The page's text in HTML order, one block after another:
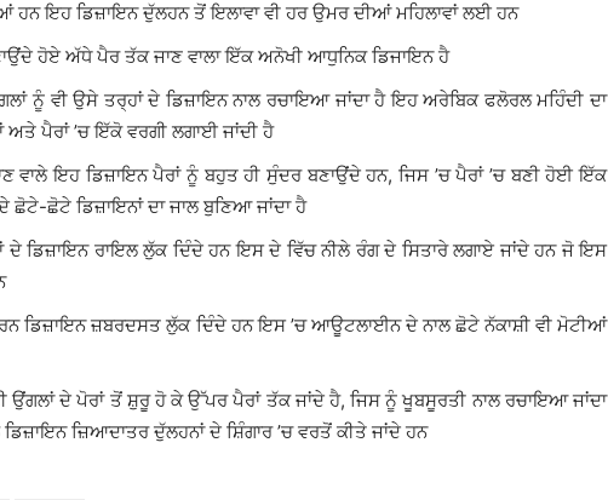
ਇਹ ਡਿਜ਼ਾਇਨ ਦੁੱਲਹਨ ਤੋਂ ਇਲਾਵਾ ਵੀ ਹਰ ਉਮਰ ਦੀਆਂ ਮਹਿਲਾਵਾਂ ਲਈ ਹਨ
ਹੋਏ ਅੱਧੇ ਪੈਰ ਤੱਕ ਜਾਣ ਵਾਲਾ ਇੱਕ ਅਨੋਖੀ ਆਧੁਨਿਕ ਡਿਜਾਇਨ ਹੈ
ਨੂੰ ਵੀ ਉਸੇ ਤਰ੍ਹਾਂ ਦੇ ਡਿਜ਼ਾਇਨ ਨਾਲ ਰਚਾਇਆ ਜਾਂਦਾ ਹੈ ਇਹ ਅਰੇਬਿਕ ਫਲੋਰਲ ਮਹਿੰਦੀ ਦਾ
ਪੈਰਾਂ ’ਚ ਇੱਕੋ ਵਰਗੀ ਲਗਾਈ ਜਾਂਦੀ ਹੈ
ਇਹ ਡਿਜ਼ਾਇਨ ਪੈਰਾਂ ਨੂੰ ਬਹੁਤ ਹੀ ਸੁੰਦਰ ਬਣਾਉਂਦੇ ਹਨ, ਜਿਸ ’ਚ ਪੈਰਾਂ ’ਚ ਬਣੀ ਹੋਈ ਇੱਕ
ਛੋਟੇ-ਛੋਟੇ ਡਿਜ਼ਾਇਨਾਂ ਦਾ ਜਾਲ ਬੁਣਿਆ ਜਾਂਦਾ ਹੈ
ਦੇ ਡਿਜ਼ਾਇਨ ਰਾਇਲ ਲੁੱਕ ਦਿੰਦੇ ਹਨ ਇਸ ਦੇ ਵਿੱਚ ਨੀਲੇ ਰੰਗ ਦੇ ਸਿਤਾਰੇ ਲਗਾਏ ਜਾਂਦੇ ਹਨ ਜੋ ਇਸ
ਡਿਜ਼ਾਇਨ ਜ਼ਬਰਦਸਤ ਲੁੱਕ ਦਿੰਦੇ ਹਨ ਇਸ ’ਚ ਆਊਟਲਾਈਨ ਦੇ ਨਾਲ ਛੋਟੇ ਨੱਕਾਸ਼ੀ ਵੀ ਮੋਟੀਆਂ
ਉਂਗਲਾਂ ਦੇ ਪੋਰਾਂ ਤੋਂ ਸ਼ੁਰੂ ਹੋ ਕੇ ਉੱਪਰ ਪੈਰਾਂ ਤੱਕ ਜਾਂਦੇ ਹੈ, ਜਿਸ ਨੂੰ ਖੂਬਸੂਰਤੀ ਨਾਲ ਰਚਾਇਆ ਜਾਂਦਾ
ਜ਼ਿਆਦਾਤਰ ਦੁੱਲਹਨਾਂ ਦੇ ਸ਼ਿੰਗਾਰ ’ਚ ਵਰਤੋਂ ਕੀਤੇ ਜਾਂਦੇ ਹਨ